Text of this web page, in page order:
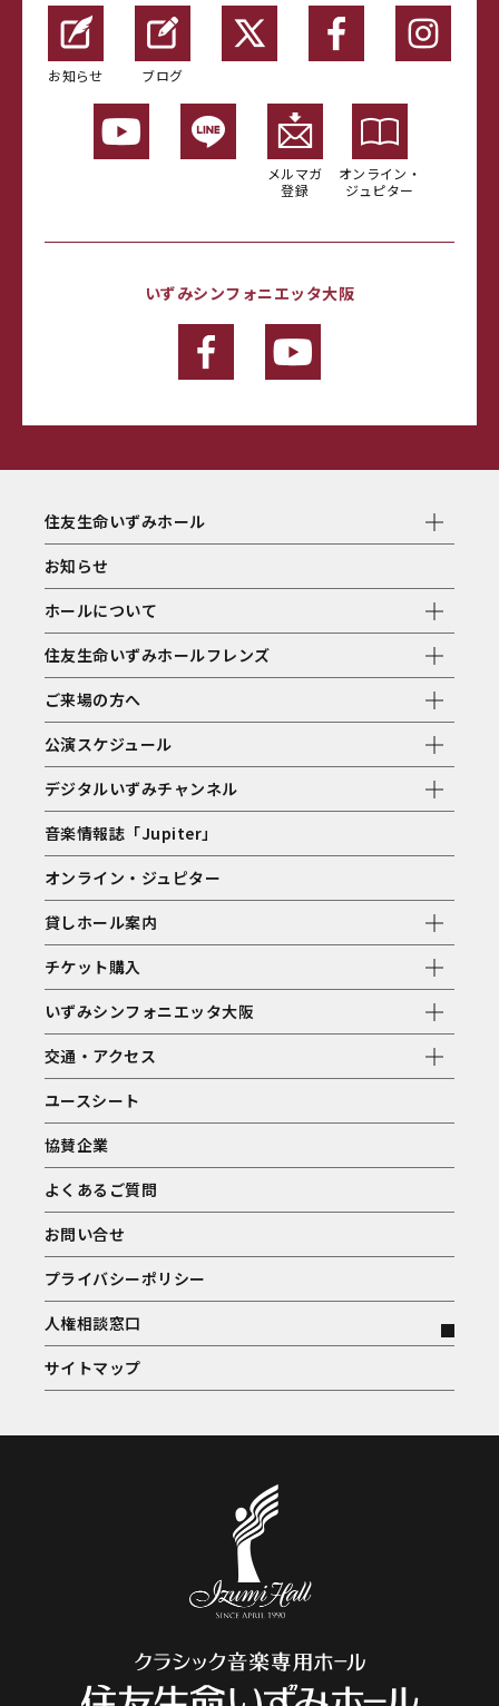
お知らせ ブログ
メルマガ
登録
オンライン・
ジュピター
いずみシンフォニエッタ大阪
住友生命いずみホール
お知らせ
ホールについて
住友生命いずみホールフレンズ
ご来場の方へ
公演スケジュール
デジタルいずみチャンネル
音楽情報誌「Jupiter」
オンライン・ジュピター
貸しホール案内
チケット購入
いずみシンフォニエッタ大阪
交通・アクセス
ユースシート
協賛企業
よくあるご質問
お問い合せ
プライバシーポリシー
人権相談窓口
サイトマップ